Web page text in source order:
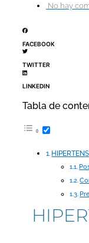
No hay
FACEBOOK
TWITTER
LINKEDIN
Tabla de